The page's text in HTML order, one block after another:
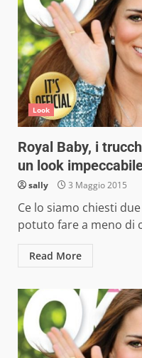
Look
Royal Baby, i
un look
sally 3 Maggio 2015
Ce lo siamo chiesti
potuto fare a meno di
Read More